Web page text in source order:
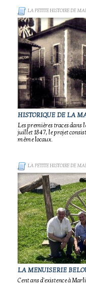
LA PETITE HISTOIRE DE
HISTORIQUE DE LA
Les premières traces dans
juillet 1847, le projet
même locaux.
LA PETITE HISTOIRE DE
LA MENUISERIE
Cent ans d'existence à